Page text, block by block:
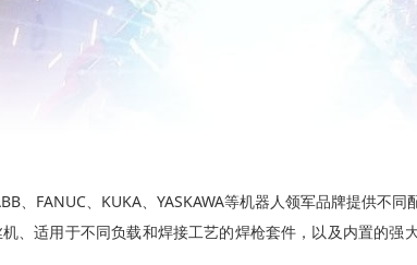
、FANUC、KUKA、YASKAWA等机器人领军品牌提供不
、适用于不同负载和焊接工艺的焊枪套件，以及内置的强